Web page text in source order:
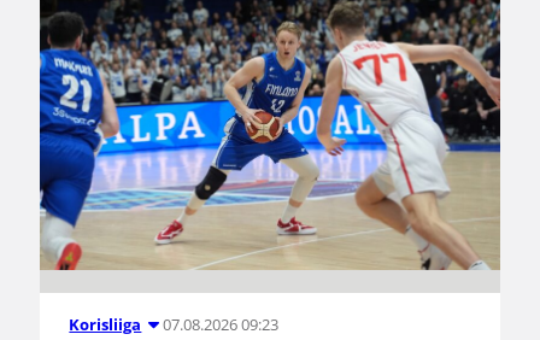
Korisliiga 07.08.2026 09:23